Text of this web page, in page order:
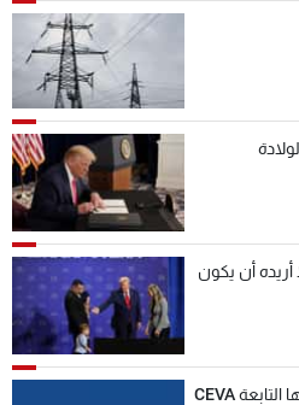
أريده أن يكون
مجموعة CMA CGM عبر شركتها التابعة CEVA